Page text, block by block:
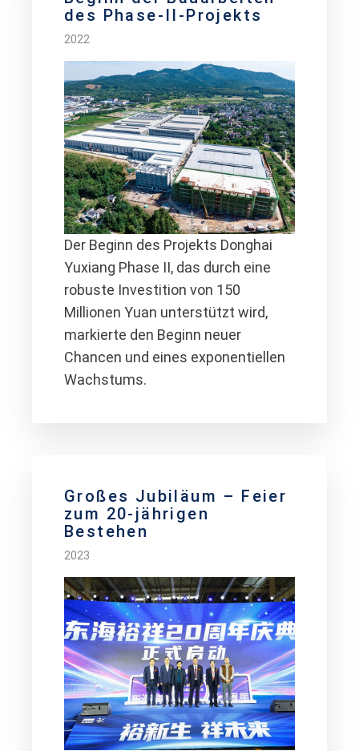
des Phase-II-Projekts
2022
Der Beginn des Projekts Donghai
Yuxiang Phase II, das durch eine
robuste Investition von 150
Millionen Yuan unterstützt wird,
markierte den Beginn neuer
Chancen und eines exponentiellen
Wachstums.
Großes Jubiläum – Feier
zum 20-jährigen
Bestehen
2023